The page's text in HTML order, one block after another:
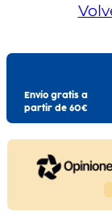
Envío gratis a
partir de 60€